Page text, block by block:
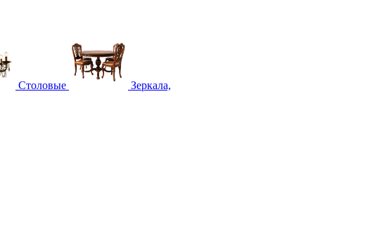
Столовые Зеркала,